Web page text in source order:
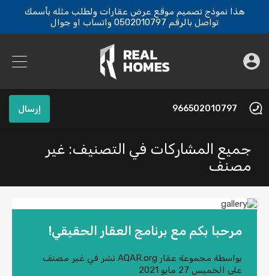
هذا نموذج تصميم موقع عرض عقارات ولطلب مثله بأسمك
تواصل بالرقم 0502010797 واتساب او جوال
966502010797 إرسال
جميع المشاركات في التصنيف: غير
مصنف
مرحبا بكم مع برنامج العقار الحقيقي!
بواسطة مجموعة عقار AQAR.org نشر في غير مصنف
على الخميس 27 مايو 2021